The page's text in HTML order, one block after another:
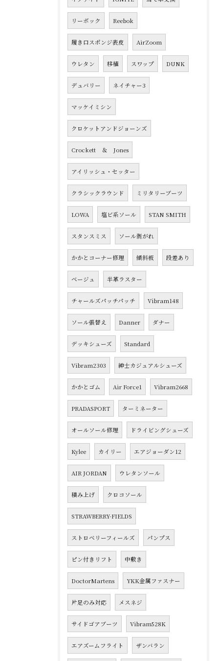
リーボック Reebok
履き口スポンジ表皮 AirZoom
ウレタン 移植 スワップ DUNK
デュバリー ネイチャー3
マッケイミシン
クロケットアンドジョーンズ
Crockett ＆ Jones
アイリッシュ・セッター
クラシックラウンド ミリタリーブーツ
LOWA 塩ビ系ソール STAN SMITH
スタンスミス ソール剥がれ
かかとコーナー修理 傾斜板 段差あり
ベージュ 半革ラスター
チャールズパッチパッチ Vibram148
ソール張替え Danner ダナー
デッキシューズ Standard
Vibram2303 紳士カジュアルシューズ
かかとゴム Air Force1 Vibram2668
PRADASPORT ターミネーター
オールソール修理 ドライビングシューズ
Kylee カイリー エアジョーダン12
AIR JORDAN ウレタンソール
積み上げ クロコソール
STRAWBERRY-FIELDS
ストロベリーフィールズ パンプス
ピン付きリフト 中敷き
DoctorMartens YKK金属ファスナー
片足のみ対応 メスネジ
サイドゴアブーツ Vibram528K
エアズームフライト ザンバラン